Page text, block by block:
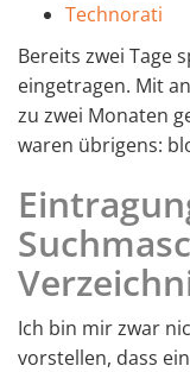
Technorati
Bereits zwei Tage
eingetragen. Mit
zu zwei Monaten
waren übrigens:
Ich bin mir zwar
vorstellen, dass